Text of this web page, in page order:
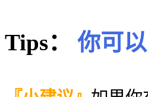
Tips： 你可以